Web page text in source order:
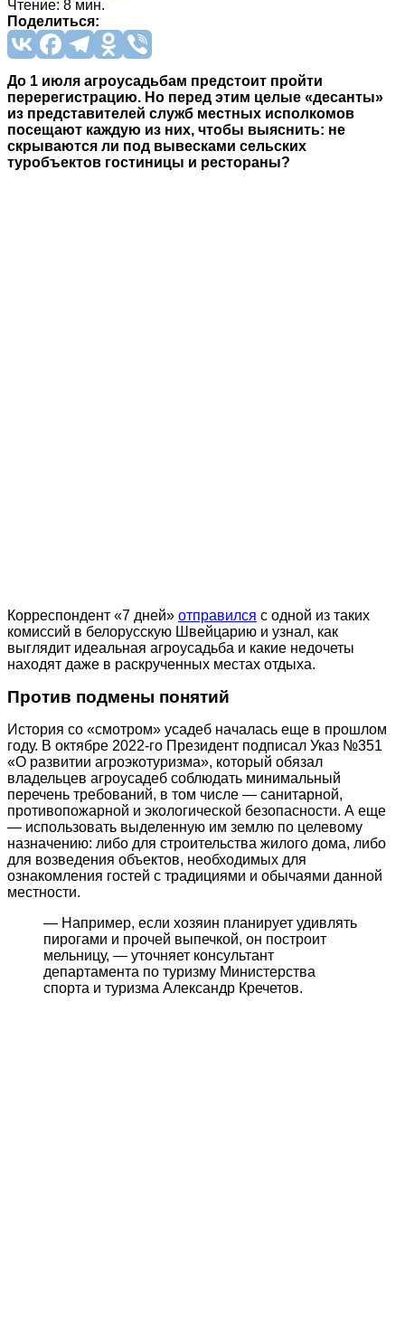
Чтение: 8 мин.
Поделиться:
До 1 июля агроусадьбам предстоит пройти
перерегистрацию. Но перед этим целые «десанты»
из представителей служб местных исполкомов
посещают каждую из них, чтобы выяснить: не
скрываются ли под вывесками сельских
туробъектов гостиницы и рестораны?
Корреспондент «7 дней» отправился с одной из таких
комиссий в белорусскую Швейцарию и узнал, как
выглядит идеальная агроусадьба и какие недочеты
находят даже в раскрученных местах отдыха.
Против подмены понятий
История со «смотром» усадеб началась еще в прошлом
году. В октябре 2022-го Президент подписал Указ №351
«О развитии агроэкотуризма», который обязал
владельцев агроусадеб соблюдать минимальный
перечень требований, в том числе — санитарной,
противопожарной и экологической безопасности. А еще
— использовать выделенную им землю по целевому
назначению: либо для строительства жилого дома, либо
для возведения объектов, необходимых для
ознакомления гостей с традициями и обычаями данной
местности.
— Например, если хозяин планирует удивлять
пирогами и прочей выпечкой, он построит
мельницу, — уточняет консультант
департамента по туризму Министерства
спорта и туризма Александр Кречетов.